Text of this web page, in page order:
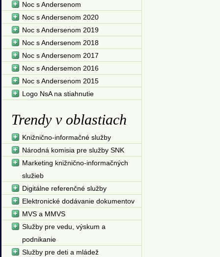
Noc s Andersenom
Noc s Andersenom 2020
Noc s Andersenom 2019
Noc s Andersenom 2018
Noc s Andersenom 2017
Noc s Andersemon 2016
Noc s Andersenom 2015
Logo NsA na stiahnutie
Trendy v oblastiach
Knižnično-informačné služby
Národná komisia pre služby SNK
Marketing knižnično-informačných
služieb
Digitálne referenčné služby
Elektronické dodávanie dokumentov
MVS a MMVS
Služby pre vedu, výskum a
podnikanie
Služby pre deti a mládež